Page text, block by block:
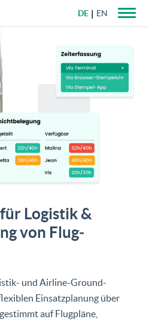
DE EN
Logistik &
von Flug­
und Airline-Ground-
Einsatzplanung über
auf Flugpläne,